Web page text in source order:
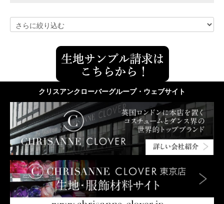
クリスアンクローバーグループ・ウェブサイト